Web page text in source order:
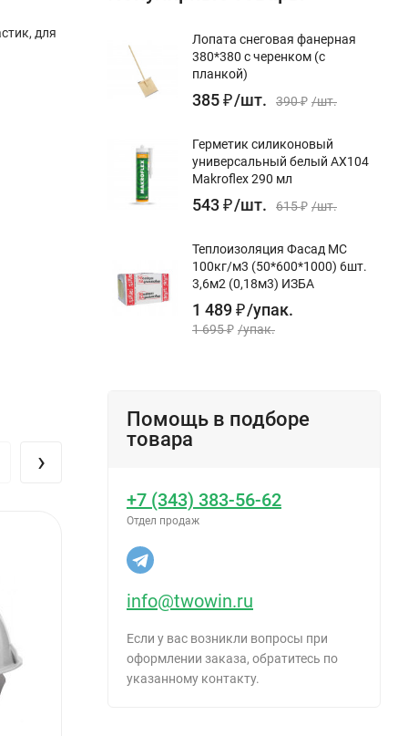
для
›
Лопата снеговая фанерная
380*380 с черенком (с
планкой)
385₽/шт. 390₽ /шт.
Герметик силиконовый
универсальный белый AX104
Makroflex 290 мл
543₽/шт. 615₽ /шт.
Теплоизоляция Фасад МС
100кг/м3 (50*600*1000) 6шт.
3,6м2 (0,18м3) ИЗБА
1 489₽/упак.
1 695₽ /упак.
Помощь в подборе
товара
+7 (343) 383-56-62
Отдел продаж
info@twowin.ru
Если у вас возникли вопросы при
оформлении заказа, обратитесь по
указанному контакту.